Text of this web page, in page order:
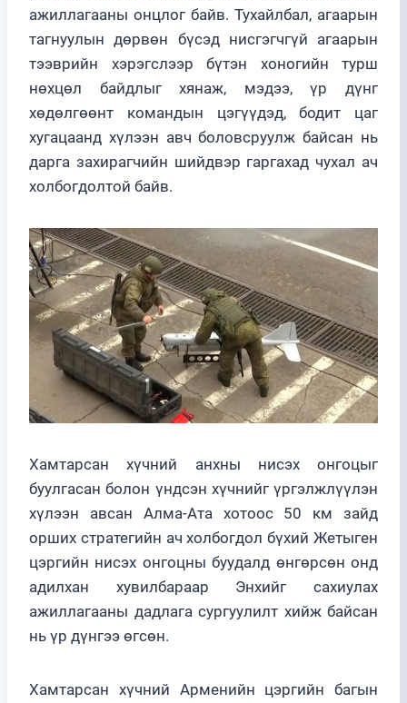
ажиллагааны онцлог байв. Тухайлбал, агаарын
тагнуулын дөрвөн бүсэд нисгэгчгүй агаарын
тээврийн хэрэгслээр бүтэн хоногийн турш
нөхцөл байдлыг хянаж, мэдээ, үр дүнг
хөдөлгөөнт командын цэгүүдэд, бодит цаг
хугацаанд хүлээн авч боловсруулж байсан нь
дарга захирагчийн шийдвэр гаргахад чухал ач
холбогдолтой байв.
Хамтарсан хүчний анхны нисэх онгоцыг
буулгасан болон үндсэн хүчнийг үргэлжлүүлэн
хүлээн авсан Алма-Ата хотоос 50 км зайд
орших стратегийн ач холбогдол бүхий Жетыген
цэргийн нисэх онгоцны буудалд өнгөрсөн онд
адилхан хувилбараар Энхийг сахиулах
ажиллагааны дадлага сургуулилт хийж байсан
нь үр дүнгээ өгсөн.
Хамтарсан хүчний Арменийн цэргийн багын